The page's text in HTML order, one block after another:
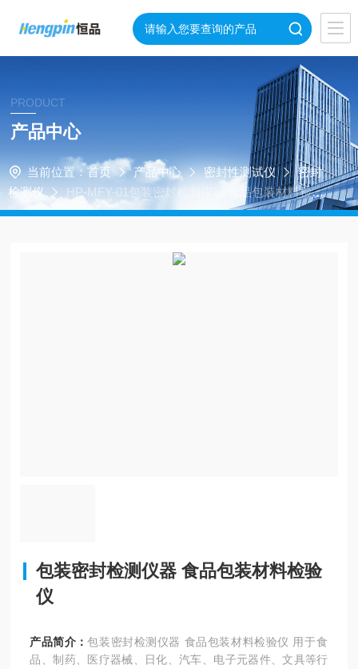
PRODUCT
产品中心
当前位置： 首页 产品中心 密封性测试仪
密封
检测仪
HP-MFY-01包装密封检测仪器 食品包装材料检验
仪
包装密封检测仪器 食品包装材料检验
仪
产品简介：包装密封检测仪器 食品包装材料检验仪 用于食
品、制药、医疗器械、日化、汽车、电子元器件、文具等行